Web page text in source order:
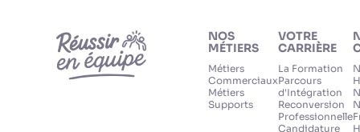
NOS
MÉTIERS
Métiers
Commerciaux
Métiers
Supports
VOTRE
CARRIÈRE
La Formation
Parcours
d'Intégration
Reconversion
Professionnelle
Candidature